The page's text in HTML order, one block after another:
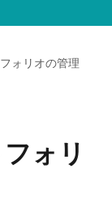
ォリオの管理
ォリ